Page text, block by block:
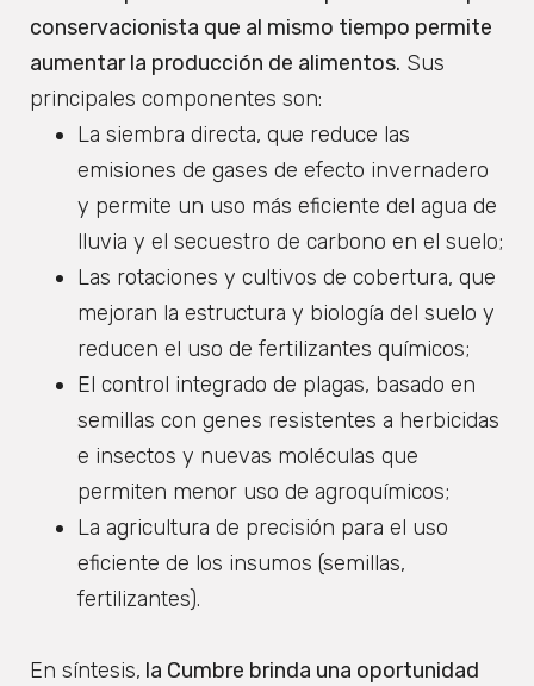
conservacionista que al mismo tiempo permite
aumentar la producción de alimentos. Sus
principales componentes son:
La siembra directa, que reduce las
emisiones de gases de efecto invernadero
y permite un uso más eficiente del agua de
lluvia y el secuestro de carbono en el suelo;
Las rotaciones y cultivos de cobertura, que
mejoran la estructura y biología del suelo y
reducen el uso de fertilizantes químicos;
El control integrado de plagas, basado en
semillas con genes resistentes a herbicidas
e insectos y nuevas moléculas que
permiten menor uso de agroquímicos;
La agricultura de precisión para el uso
eficiente de los insumos (semillas,
fertilizantes).
En síntesis, la Cumbre brinda una oportunidad